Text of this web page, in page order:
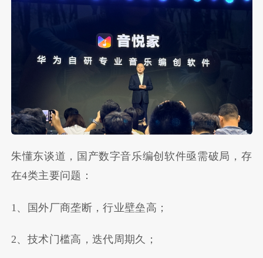
朱懂东谈道，国产数字音乐编创软件亟需破局，存
在4类主要问题：
1、国外厂商垄断，行业壁垒高；
2、技术门槛高，迭代周期久；